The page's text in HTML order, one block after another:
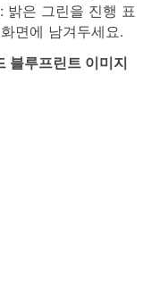
밝은 그린을 진행 표
면에 남겨두세요.
블루프린트 이미지